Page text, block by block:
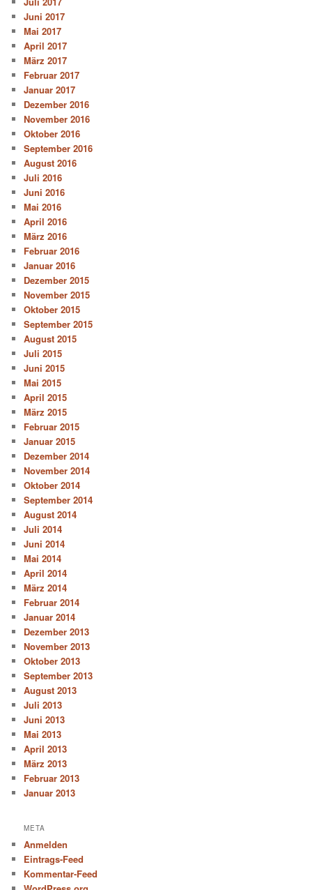
Juni 2017
Mai 2017
April 2017
März 2017
Februar 2017
Januar 2017
Dezember 2016
November 2016
Oktober 2016
September 2016
August 2016
Juli 2016
Juni 2016
Mai 2016
April 2016
März 2016
Februar 2016
Januar 2016
Dezember 2015
November 2015
Oktober 2015
September 2015
August 2015
Juli 2015
Juni 2015
Mai 2015
April 2015
März 2015
Februar 2015
Januar 2015
Dezember 2014
November 2014
Oktober 2014
September 2014
August 2014
Juli 2014
Juni 2014
Mai 2014
April 2014
März 2014
Februar 2014
Januar 2014
Dezember 2013
November 2013
Oktober 2013
September 2013
August 2013
Juli 2013
Juni 2013
Mai 2013
April 2013
März 2013
Februar 2013
Januar 2013
META
Anmelden
Eintrags-Feed
Kommentar-Feed